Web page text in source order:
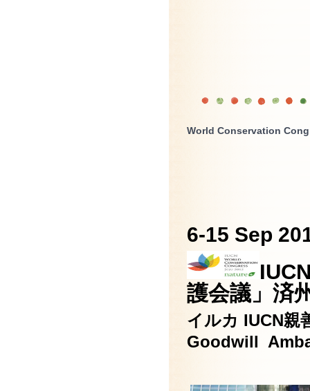
World Conservation
6-15 Sep
護会議」済
イルカ IUCN親
Goodwill